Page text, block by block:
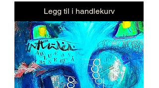
Legg til i handlekurv